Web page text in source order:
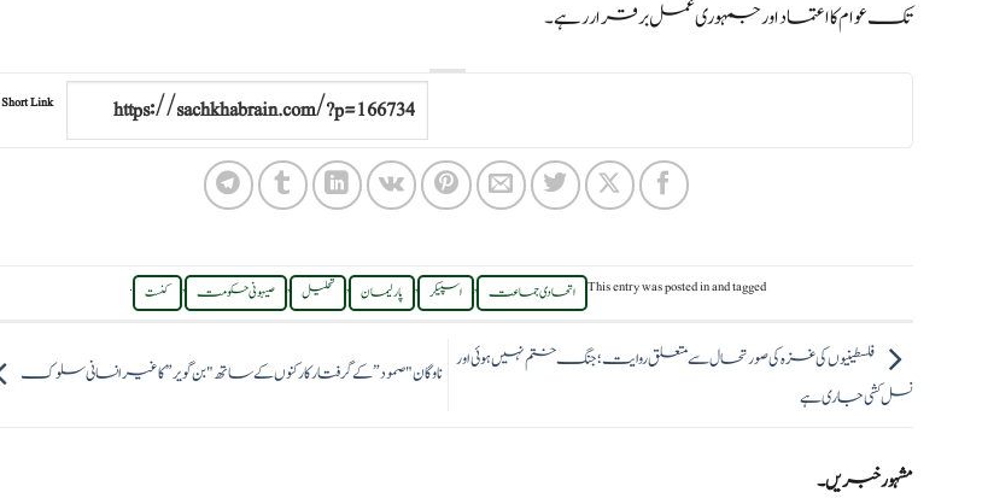
تک عوام کا اعتماد اور جمہوری عمل برقرار رہے۔
Short Link
This entry was posted inand tagged اتحادی جماعت , اسپیکر , پارلیمان , تحلیل , صیہونی حکومت , کنست .
فلسطینیوں کی غزہ کی صورتحال سے متعلق روایت؛ جنگ ختم نہیں ہوئی اور
نسل کشی جاری ہے
ناوگان "صمود” کے گرفتار کارکنوں کے ساتھ "بن گویر” کا غیر انسانی سلوک
مشہور خبریں۔